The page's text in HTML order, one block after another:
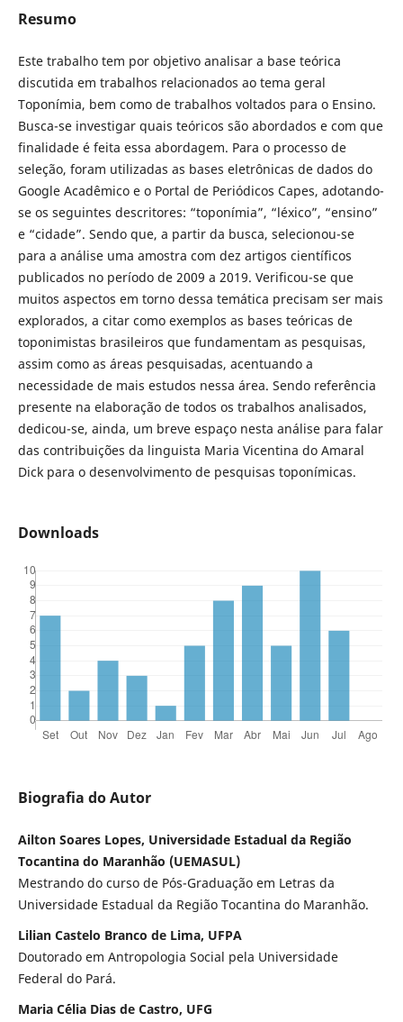
Resumo
Este trabalho tem por objetivo analisar a base teórica
discutida em trabalhos relacionados ao tema geral
Toponímia, bem como de trabalhos voltados para o Ensino.
Busca-se investigar quais teóricos são abordados e com que
finalidade é feita essa abordagem. Para o processo de
seleção, foram utilizadas as bases eletrônicas de dados do
Google Acadêmico e o Portal de Periódicos Capes, adotando-
se os seguintes descritores: “toponímia”, “léxico”, “ensino”
e “cidade”. Sendo que, a partir da busca, selecionou-se
para a análise uma amostra com dez artigos científicos
publicados no período de 2009 a 2019. Verificou-se que
muitos aspectos em torno dessa temática precisam ser mais
explorados, a citar como exemplos as bases teóricas de
toponimistas brasileiros que fundamentam as pesquisas,
assim como as áreas pesquisadas, acentuando a
necessidade de mais estudos nessa área. Sendo referência
presente na elaboração de todos os trabalhos analisados,
dedicou-se, ainda, um breve espaço nesta análise para falar
das contribuições da linguista Maria Vicentina do Amaral
Dick para o desenvolvimento de pesquisas toponímicas.
Downloads
Biografia do Autor
Ailton Soares Lopes, Universidade Estadual da Região
Tocantina do Maranhão (UEMASUL)
Mestrando do curso de Pós-Graduação em Letras da
Universidade Estadual da Região Tocantina do Maranhão.
Lilian Castelo Branco de Lima, UFPA
Doutorado em Antropologia Social pela Universidade
Federal do Pará.
Maria C´élia Dias de Castro, UFG